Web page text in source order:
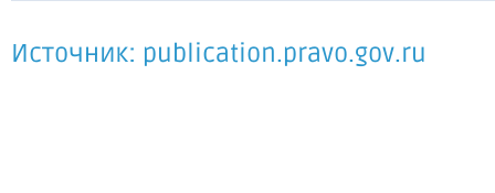
Источник: publication.pravo.gov.ru